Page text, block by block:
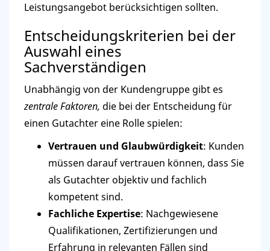
Leistungsangebot berücksichtigen sollten.
Entscheidungskriterien bei der
Auswahl eines
Sachverständigen
Unabhängig von der Kundengruppe gibt es
zentrale Faktoren, die bei der Entscheidung für
einen Gutachter eine Rolle spielen:
Vertrauen und Glaubwürdigkeit: Kunden
müssen darauf vertrauen können, dass Sie
als Gutachter objektiv und fachlich
kompetent sind.
Fachliche Expertise: Nachgewiesene
Qualifikationen, Zertifizierungen und
Erfahrung in relevanten Fällen sind